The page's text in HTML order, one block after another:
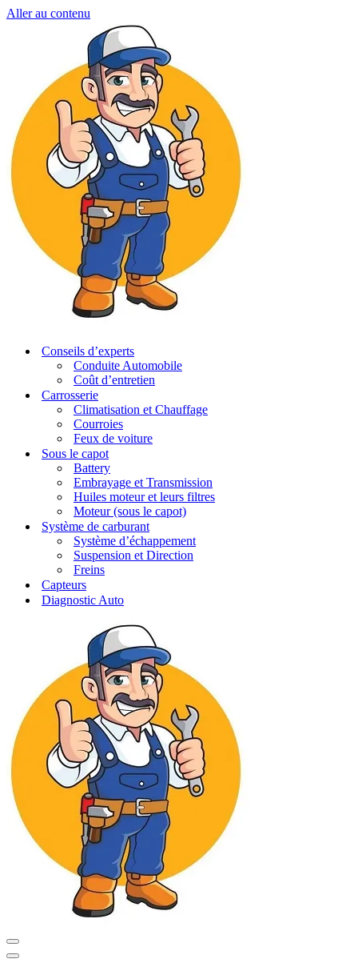
Aller au contenu
Conseils d’experts
Conduite Automobile
Coût d’entretien
Carrosserie
Climatisation et Chauffage
Courroies
Feux de voiture
Sous le capot
Battery
Embrayage et Transmission
Huiles moteur et leurs filtres
Moteur (sous le capot)
Système de carburant
Système d’échappement
Suspension et Direction
Freins
Capteurs
Diagnostic Auto
Menu
de
Menu